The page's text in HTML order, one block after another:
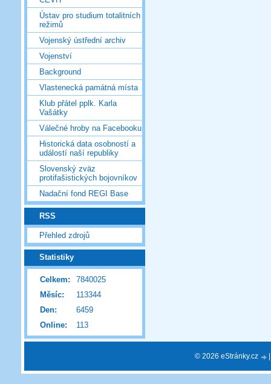
Ústav pro studium totalitních
režimů
Vojenský ústřední archiv
Vojenství
Background
Vlastenecká památná místa
Klub přátel pplk. Karla
Vašátky
Válečné hroby na Facebooku
Historická data osobností a
událostí naší republiky
Slovenský zväz
protifašistických bojovníkov
Nadační fond REGI Base
RSS
Přehled zdrojů
Statistiky
Online: 113
Celkem:
7840025
Měsíc:
113344
Den:
6459
© 2026 eStránky.cz